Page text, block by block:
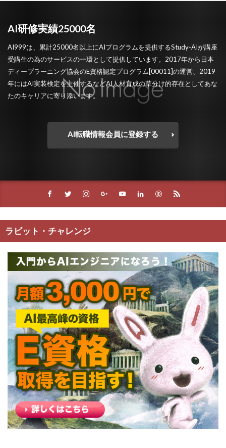
AI研修実績25000名
AI999は、累計25000名以上にAIプログラムを提供するStudy-AIが講座
受講生の為のサービスの一環として提供しています。2017年から日本
ディープラーニング協会のE資格認定プログラム[00011]の運営、2019
年にはAI実装検定を主催するなどAI人材育成の草分け的存在としてあな
たのキャリアに寄り添います。
AI転職情報会員に登録する
ラビット・チャレンジ